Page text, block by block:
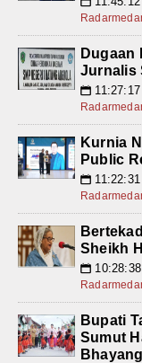
Dugaan
Jurnalis
📅
Kurnia
Public
📅
Sheikh
📅
Bupati
Sumut